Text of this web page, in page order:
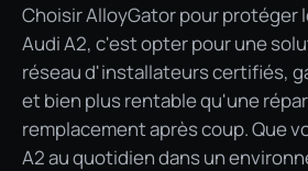
Choisir AlloyGator pour protéger
Audi A2, c'est opter pour une
réseau d'installateurs certifiés,
et bien plus rentable qu'une
remplacement après coup. Que
A2 au quotidien dans un